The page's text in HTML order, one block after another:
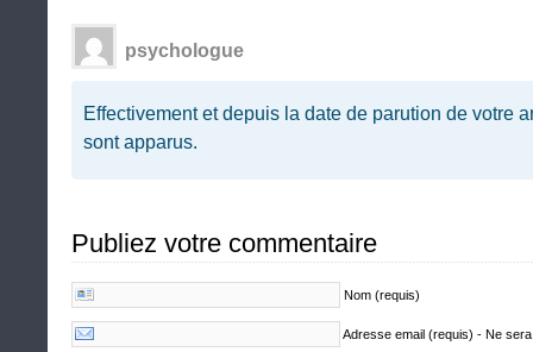
psychologue
Effectivement et depuis la date de parution de votre
sont apparus.
Publiez votre commentaire
Nom (requis)
Adresse email (requis) - Ne